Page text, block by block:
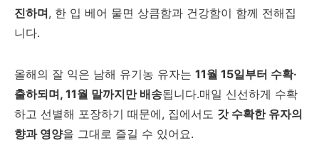
진하며, 한 입 베어 물면 상큼함과 건강함이 함께 전해집
니다.
올해의 잘 익은 남해 유기농 유자는 11월 15일부터 수확·
출하되며, 11월 말까지만 배송됩니다.매일 신선하게 수확
하고 선별해 포장하기 때문에, 집에서도 갓 수확한 유자의
향과 영양을 그대로 즐길 수 있어요.